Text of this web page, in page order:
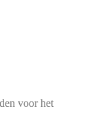
voor het